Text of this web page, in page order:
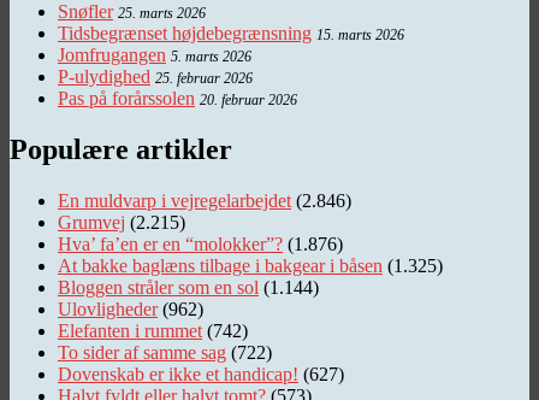
Snøfler 25. marts 2026
Tidsbegrænset højdebegrænsning 15. marts 2026
Jomfrugangen 5. marts 2026
P-ulydighed 25. februar 2026
Pas på forårssolen 20. februar 2026
Populære artikler
En muldvarp i vejregelarbejdet (2.846)
Grumvej (2.215)
Hva’ fa’en er en “molokker”? (1.876)
At bakke baglæns tilbage i bakgear i båsen (1.325)
Bloggen stråler som en sol (1.144)
Ulovligheder (962)
Elefanten i rummet (742)
To sider af samme sag (722)
Dovenskab er ikke et handicap! (627)